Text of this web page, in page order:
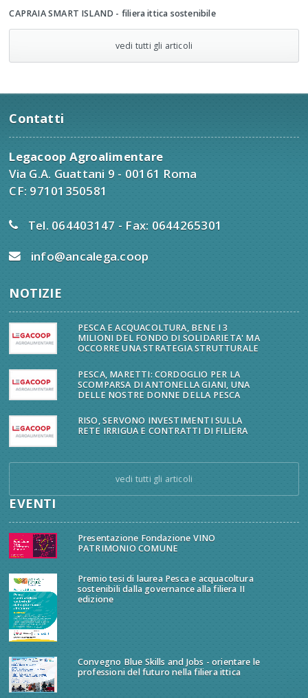
CAPRAIA SMART ISLAND - filiera ittica sostenibile
vedi tutti gli articoli
Contatti
Legacoop Agroalimentare
Via G.A. Guattani 9 - 00161 Roma
CF: 97101350581
Tel. 064403147 - Fax: 0644265301
info@ancalega.coop
NOTIZIE
PESCA E ACQUACOLTURA, BENE I 3
MILIONI DEL FONDO DI SOLIDARIETA' MA
OCCORRE UNA STRATEGIA STRUTTURALE
PESCA, MARETTI: CORDOGLIO PER LA
SCOMPARSA DI ANTONELLA GIANI, UNA
DELLE NOSTRE DONNE DELLA PESCA
RISO, SERVONO INVESTIMENTI SULLA
RETE IRRIGUA E CONTRATTI DI FILIERA
vedi tutti gli articoli
EVENTI
Presentazione Fondazione VINO
PATRIMONIO COMUNE
Premio tesi di laurea Pesca e acquacoltura
sostenibili dalla governance alla filiera II
edizione
Convegno Blue Skills and Jobs - orientare le
professioni del futuro nella filiera ittica